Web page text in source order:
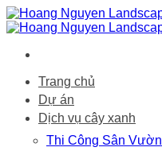
Bỏ
qua
dung
Trang chủ
Dự án
Dịch vụ cây xanh
Thi Công Sân Vườn